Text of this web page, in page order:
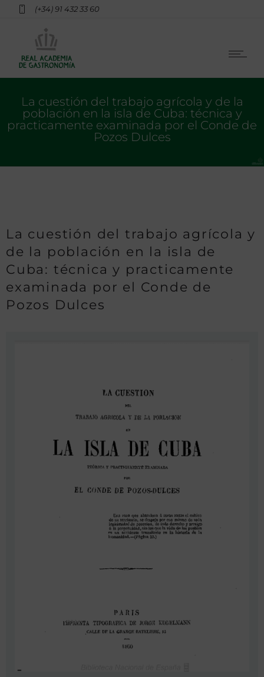
(+34) 91 432 33 60
La cuestión del trabajo agrícola y de la
población en la isla de Cuba: técnica y
practicamente examinada por el Conde de
Pozos Dulces
La cuestión del trabajo agrícola y
de la población en la isla de
Cuba: técnica y practicamente
examinada por el Conde de
Pozos Dulces